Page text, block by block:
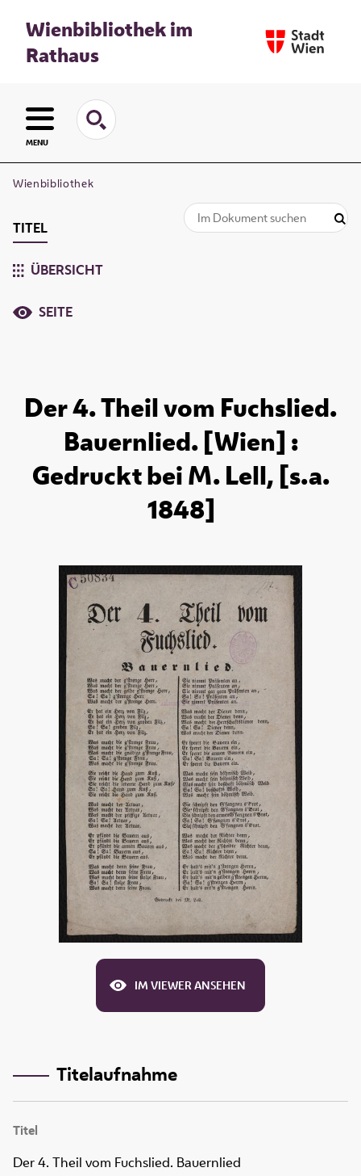
Wienbibliothek im
Rathaus
MENU
Wienbibliothek
TITEL
ÜBERSICHT
SEITE
Der 4. Theil vom Fuchslied.
Bauernlied. [Wien] :
Gedruckt bei M. Lell, [s.a.
1848]
IM VIEWER ANSEHEN
Titelaufnahme
Titel
Der 4. Theil vom Fuchslied. Bauernlied